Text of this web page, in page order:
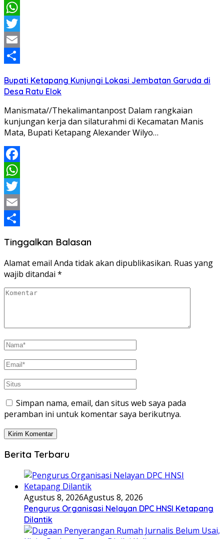
Facebook
WhatsApp
Twitter
Email
Bupati Ketapang Kunjungi Lokasi Jembatan Garuda di
Desa Ratu Elok
Manismata//Thekalimantanpost Dalam rangkaian
kunjungan kerja dan silaturahmi di Kecamatan Manis
Mata, Bupati Ketapang Alexander Wilyo…
Facebook
WhatsApp
Twitter
Email
Tinggalkan Balasan
Alamat email Anda tidak akan dipublikasikan. Ruas yang
wajib ditandai *
Simpan nama, email, dan situs web saya pada
peramban ini untuk komentar saya berikutnya.
Berita Terbaru
Agustus 8, 2026Agustus 8, 2026
Pengurus Organisasi Nelayan DPC HNSI Ketapang
Dilantik